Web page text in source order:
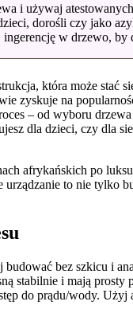
i używaj
dorośli czy jako
w drzewo, by
która może
zyskuje na
– od wyboru
dla dzieci, czy dla
afrykańskich po
to nie
bez szkicu i
stabilnie i mają
do prądu/wody.